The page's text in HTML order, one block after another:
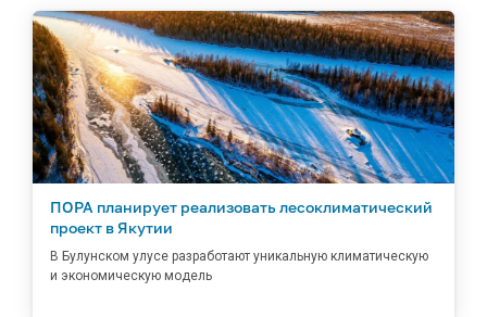
ПОРА планирует реализовать лесоклиматический
проект в Якутии
В Булунском улусе разработают уникальную климатическую
и экономическую модель